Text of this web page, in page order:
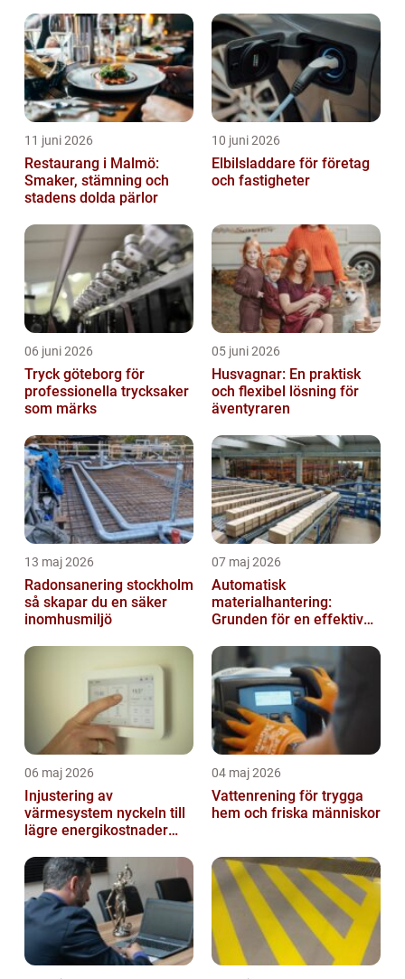
11 juni 2026
Restaurang i Malmö:
Smaker, stämning och
stadens dolda pärlor
10 juni 2026
Elbilsladdare för företag
och fastigheter
06 juni 2026
Tryck göteborg för
professionella trycksaker
som märks
05 juni 2026
Husvagnar: En praktisk
och flexibel lösning för
äventyraren
13 maj 2026
Radonsanering stockholm
så skapar du en säker
inomhusmiljö
07 maj 2026
Automatisk
materialhantering:
Grunden för en effektiv
06 maj 2026
Injustering av
värmesystem nyckeln till
lägre energikostnader
inomhusklimat
04 maj 2026
Vattenrening för trygga
hem och friska människor